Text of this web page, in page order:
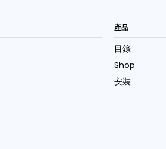
產品
目錄
Shop
安裝